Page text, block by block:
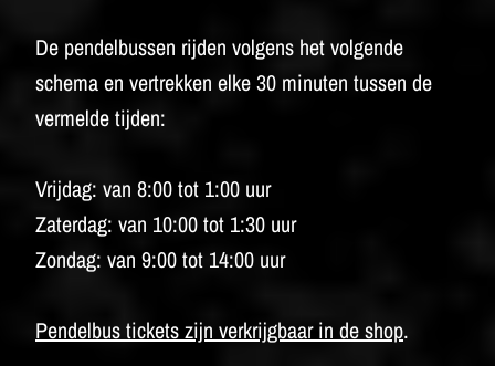
De pendelbussen rijden volgens het volgende
schema en vertrekken elke 30 minuten tussen de
vermelde tijden:
Vrijdag: van 8:00 tot 1:00 uur
Zaterdag: van 10:00 tot 1:30 uur
Zondag: van 9:00 tot 14:00 uur
Pendelbus tickets zijn verkrijgbaar in de shop.